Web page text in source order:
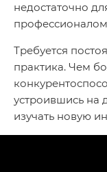
недостаточно
Требуется
практика. Чем
устроившись на
изучать новую